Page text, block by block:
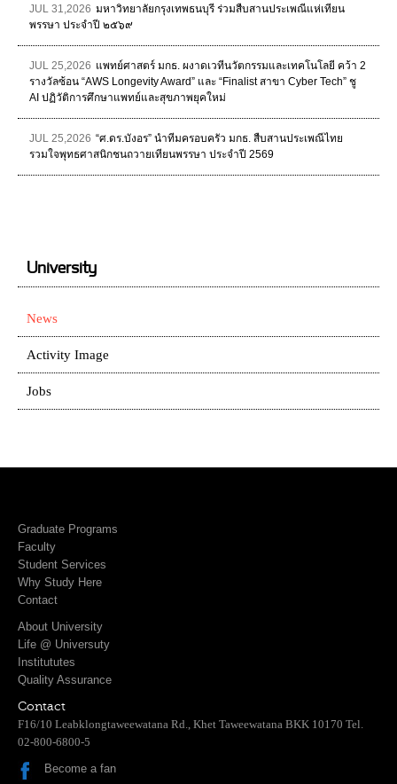
JUL 31,2026 มหาวิทยาลัยกรุงเทพธนบุรี ร่วมสืบสานประเพณีแห่เทียน
พรรษา ประจำปี ๒๕๖๙
JUL 25,2026 แพทย์ศาสตร์ มกธ. ผงาดเวทีนวัตกรรมและเทคโนโลยี คว้า 2
รางวัลซ้อน “AWS Longevity Award” และ “Finalist สาขา Cyber Tech” ชู
AI ปฏิวัติการศึกษาแพทย์และสุขภาพยุคใหม่
JUL 25,2026 “ศ.ดร.บังอร” นำทีมครอบครัว มกธ. สืบสานประเพณีไทย
รวมใจพุทธศาสนิกชนถวายเทียนพรรษา ประจำปี 2569
University
News
Activity Image
Jobs
Graduate Programs
Faculty
Student Services
Why Study Here
Contact
About University
Life @ Universuty
Institututes
Quality Assurance
Contact
F16/10 Leabklongtaweewatana Rd., Khet Taweewatana BKK 10170 Tel.
02-800-6800-5
Become a fan